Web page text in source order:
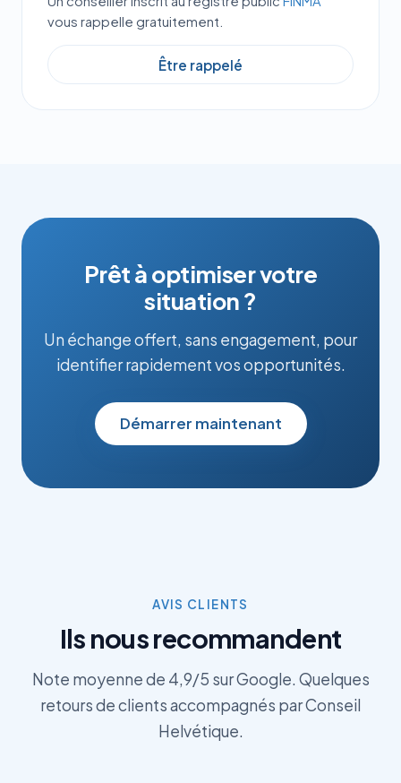
vous rappelle gratuitement.
Être rappelé
Prêt à optimiser votre
situation ?
Un échange offert, sans engagement, pour
identifier rapidement vos opportunités.
Démarrer maintenant
AVIS CLIENTS
Ils nous recommandent
Note moyenne de 4,9/5 sur Google. Quelques
retours de clients accompagnés par Conseil
Helvétique.